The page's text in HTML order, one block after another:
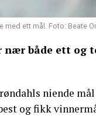
ett mål. Foto: Beate
nær både ett og
niende
og fikk